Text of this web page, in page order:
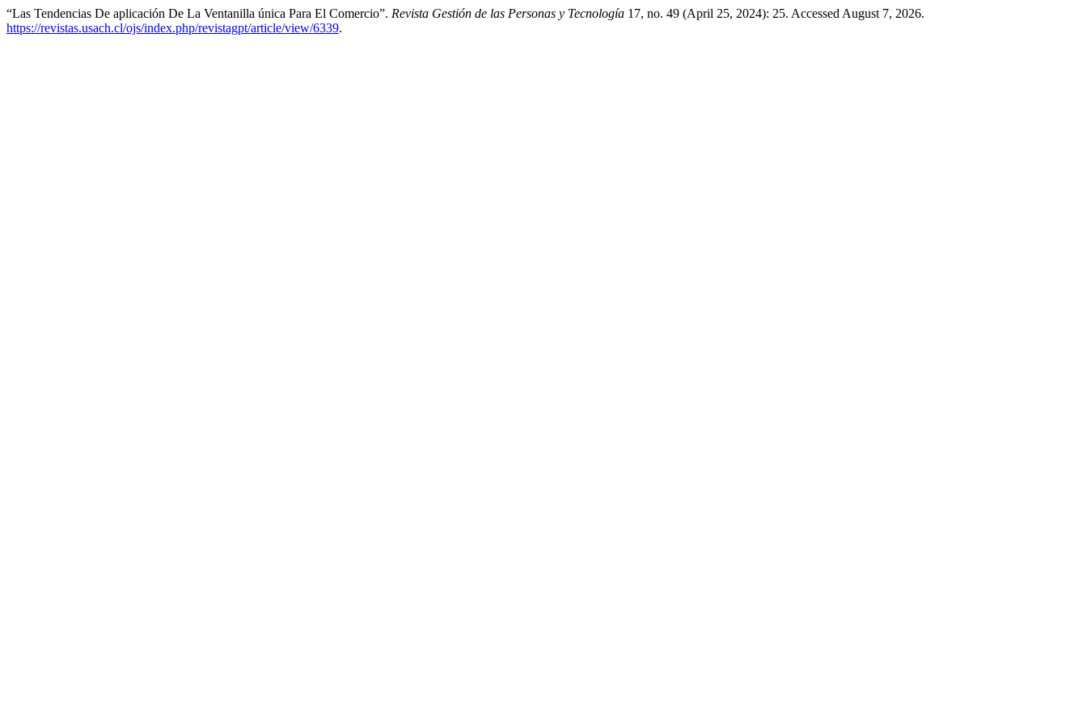
“Las Tendencias De aplicación De La Ventanilla única Para El Comercio”. Revista Gestión de las Personas y Tecnología 17, no. 49 (April 25, 2024): 25. Accessed August 7, 2026.
https://revistas.usach.cl/ojs/index.php/revistagpt/article/view/6339.